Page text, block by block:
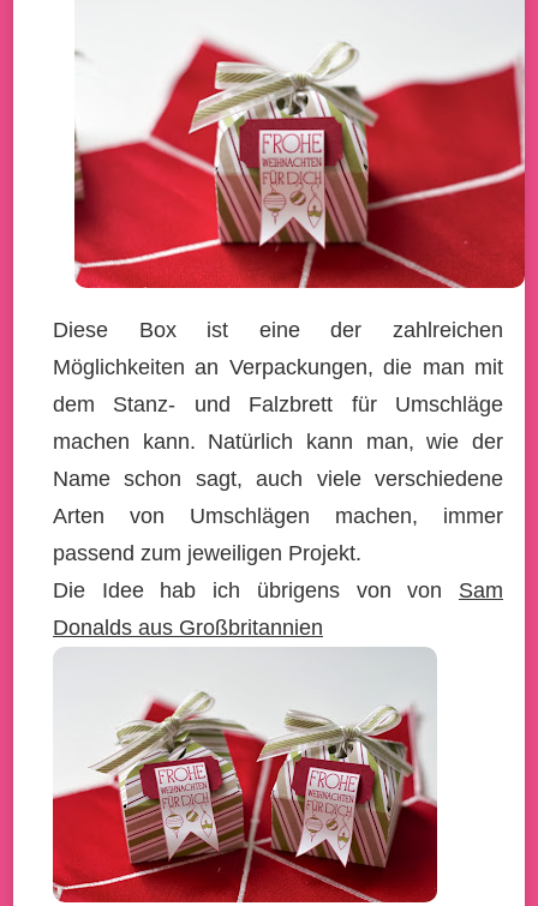
Diese Box ist eine der zahlreichen
Möglichkeiten an Verpackungen, die man mit
dem Stanz- und Falzbrett für Umschläge
machen kann. Natürlich kann man, wie der
Name schon sagt, auch viele verschiedene
Arten von Umschlägen machen, immer
passend zum jeweiligen Projekt.
Die Idee hab ich übrigens von von Sam
Donalds aus Großbritannien